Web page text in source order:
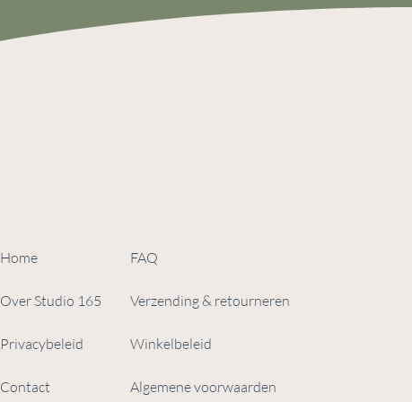
Home
Over Studio 165
Privacybeleid
Contact
FAQ
Verzending & retourneren
Winkelbeleid
Algemene voorwaarden